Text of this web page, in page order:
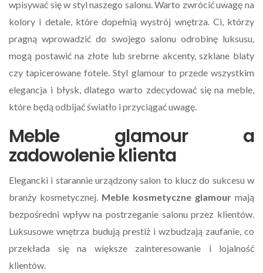
wpisywać się w styl naszego salonu. Warto zwrócić uwagę na
kolory i detale, które dopełnią wystrój wnętrza. Ci, którzy
pragną wprowadzić do swojego salonu odrobinę luksusu,
mogą postawić na złote lub srebrne akcenty, szklane blaty
czy tapicerowane fotele. Styl glamour to przede wszystkim
elegancja i błysk, dlatego warto zdecydować się na meble,
które będą odbijać światło i przyciągać uwagę.
Meble glamour a
zadowolenie klienta
Elegancki i starannie urządzony salon to klucz do sukcesu w
branży kosmetycznej. Meble kosmetyczne glamour mają
bezpośredni wpływ na postrzeganie salonu przez klientów.
Luksusowe wnętrza budują prestiż i wzbudzają zaufanie, co
przekłada się na większe zainteresowanie i lojalność
klientów.